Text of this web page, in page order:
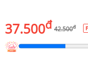
37.500đ 42.500đ